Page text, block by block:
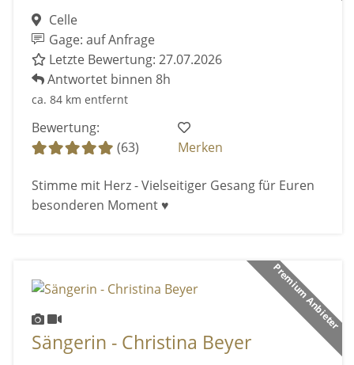
Celle
Gage: auf Anfrage
Letzte Bewertung: 27.07.2026
Antwortet binnen 8h
ca. 84 km entfernt
Bewertung:
(63)
Merken
Stimme mit Herz - Vielseitiger Gesang für Euren
besonderen Moment ♥️
Premium Anbieter
Sängerin - Christina Beyer